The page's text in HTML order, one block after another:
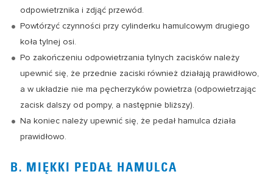
odpowietrznika i zdjąć przewód.
Powtórzyć czynności przy cylinderku hamulcowym drugiego
koła tylnej osi.
Po zakończeniu odpowietrzania tylnych zacisków należy
upewnić się, że przednie zaciski również działają prawidłowo,
a w układzie nie ma pęcherzyków powietrza (odpowietrzając
zacisk dalszy od pompy, a następnie bliższy).
Na koniec należy upewnić się, że pedał hamulca działa
prawidłowo.
B. MIĘKKI PEDAŁ HAMULCA